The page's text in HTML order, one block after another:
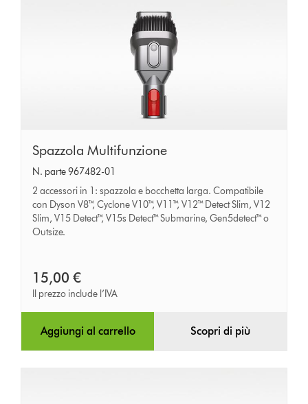
Spazzola
Multifunzione
Spazzola Multifunzione
N. parte 967482-01
2 accessori in 1: spazzola e bocchetta larga. Compatibile
con Dyson V8™, Cyclone V10™, V11™, V12™ Detect Slim, V12
Slim, V15 Detect™, V15s Detect™ Submarine, Gen5detect™ o
Outsize.
15,00 €
Il prezzo include l’IVA
Aggiungi al carrello Scopri di più